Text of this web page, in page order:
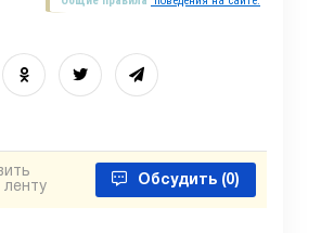
Обсудить (0)